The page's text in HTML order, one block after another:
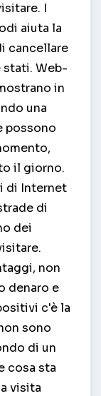
I
aiuta la
cancellare
stati. Web-
in
una
possono
il giorno.
di Internet
di
dei
non
denaro e
c'è la
sono
di un
cosa sta
visita